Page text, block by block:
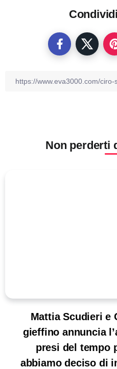
Non perderti
Mattia Scudieri e
gieffino annuncia
presi del tempo
abbiamo deciso di